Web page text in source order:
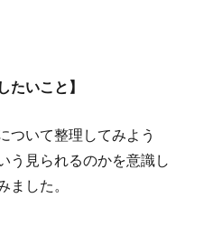
たいこと】
ついて整理してみよう
見られるのかを意識し
ました。